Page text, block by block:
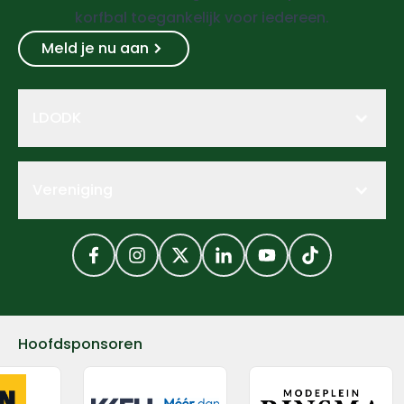
korfbal toegankelijk voor iedereen.
Meld je nu aan
FacebookInstagram
TwitterLinkedInYouTubeTikTok
Hoofdsponsoren